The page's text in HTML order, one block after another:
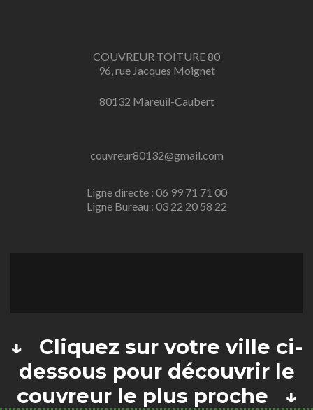
COUVREUR TOITURE 80
96, rue Jacques Moignet
80132 Mareuil-Caubert
couvreur80132@gmail.com
Ligne directe : 06 99 71 71 00
Ligne Bureau : 03 22 20 58 22
↓ Cliquez sur votre ville ci-
dessous pour découvrir le
couvreur le plus proche ↓